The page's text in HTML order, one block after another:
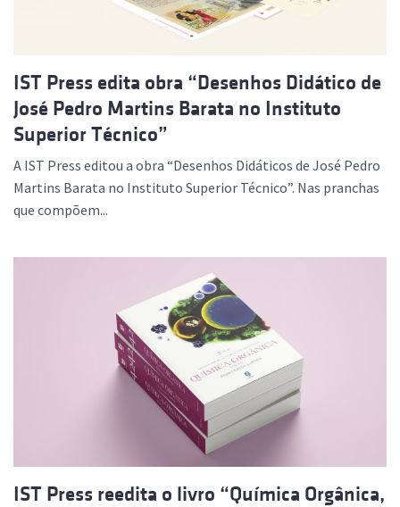
IST Press edita obra “Desenhos Didático de
José Pedro Martins Barata no Instituto
Superior Técnico”
A IST Press editou a obra “Desenhos Didáticos de José Pedro
Martins Barata no Instituto Superior Técnico”. Nas pranchas
que compõem...
IST Press reedita o livro “Química Orgânica,